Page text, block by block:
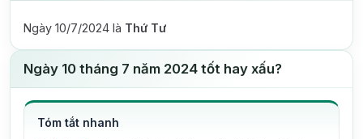
Ngày 10/7/2024 là Thứ Tư
Ngày 10 tháng 7 năm 2024 tốt hay xấu?
Tóm tắt nhanh